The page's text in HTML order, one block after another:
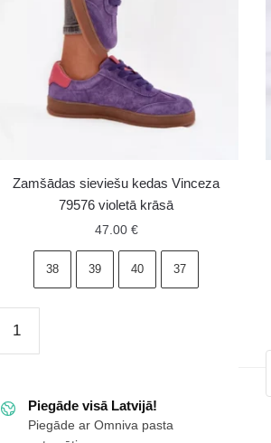
Zamšādas sieviešu kedas Vinceza
79576 violetā krāsā
47.00 €
38 39 40 37
sieviešu
79576
violetā
Piegāde visā Latvijā!
Piegāde ar Omniva pasta